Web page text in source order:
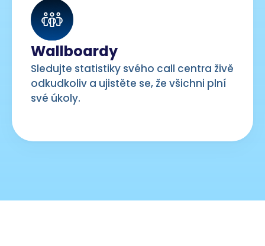
Wallboardy
Sledujte statistiky svého call centra živě
odkudkoliv a ujistěte se, že všichni plní
své úkoly.